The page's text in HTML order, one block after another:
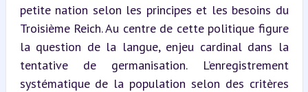
petite nation selon les principes et les besoins du
Troisième Reich. Au centre de cette politique figure
la question de la langue, enjeu cardinal dans la
tentative de germanisation. L’enregistrement
systématique de la population selon des critères